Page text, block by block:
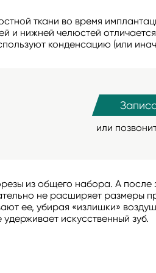
ткани во время
и нижней челюстей
конденсацию (или
или
из общего набора. А
не расширяет размеры
ее, убирая «излишки»
искусственный зуб.